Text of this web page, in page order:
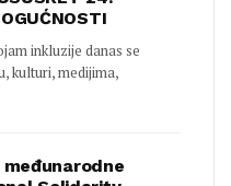
inkluzije danas se
kulturi, medijima,
međunarodne